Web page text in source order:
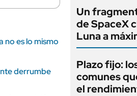
no es lo mismo
derrumbe
Un
de SpaceX
Luna a
Plazo fijo:
comunes
el